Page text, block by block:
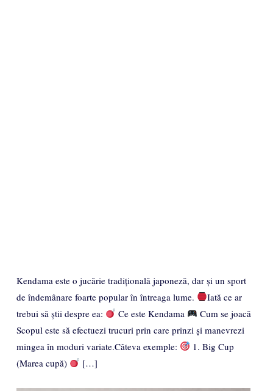
Kendama este o jucărie tradițională japoneză, dar și un sport
de îndemânare foarte popular în întreaga lume.
Iată ce ar
trebui să știi despre ea:
Ce este Kendama
Cum se joacă
Scopul este să efectuezi trucuri prin care prinzi și manevrezi
mingea în moduri variate.Câteva exemple:
1. Big Cup
(Marea cupă)
[…]